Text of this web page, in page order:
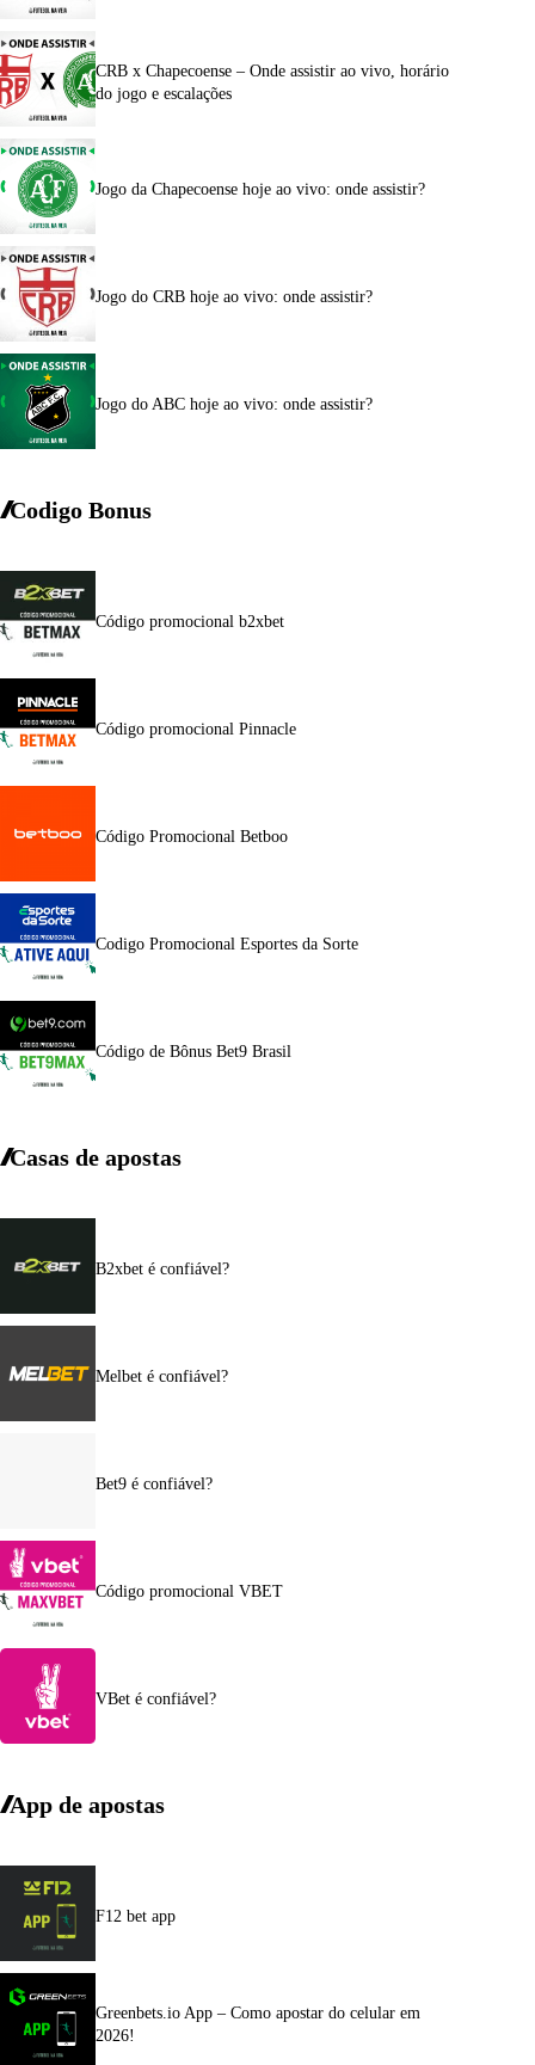
CRB x Chapecoense – Onde assistir ao vivo, horário
do jogo e escalações
Jogo da Chapecoense hoje ao vivo: onde assistir?
Jogo do CRB hoje ao vivo: onde assistir?
Jogo do ABC hoje ao vivo: onde assistir?
Codigo Bonus
Código promocional b2xbet
Código promocional Pinnacle
Código Promocional Betboo
Codigo Promocional Esportes da Sorte
Código de Bônus Bet9 Brasil
Casas de apostas
B2xbet é confiável?
Melbet é confiável?
Bet9 é confiável?
Código promocional VBET
VBet é confiável?
App de apostas
F12 bet app
Greenbets.io App – Como apostar do celular em
2026!